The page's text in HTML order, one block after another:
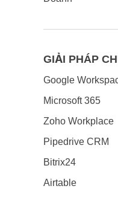
GIẢI PHÁP
Google
Microsoft 365
Zoho Workplace
Pipedrive CRM
Bitrix24
Airtable